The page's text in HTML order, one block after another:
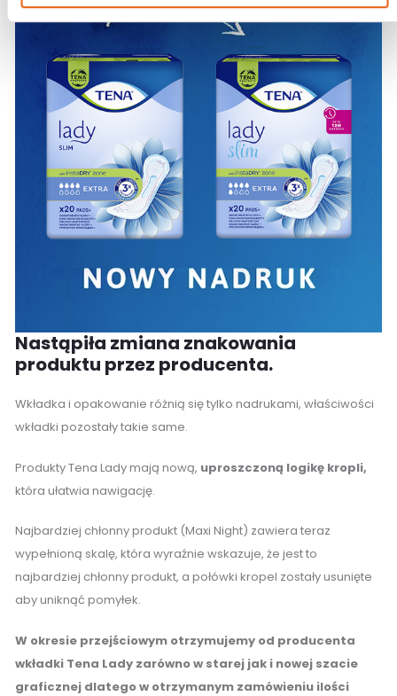
Nastąpiła zmiana znakowania
produktu przez producenta.
Wkładka i opakowanie różnią się tylko nadrukami, właściwości
wkładki pozostały takie same.
Produkty Tena Lady mają nową, uproszczoną logikę kropli,
która ułatwia nawigację.
Najbardziej chłonny produkt (Maxi Night) zawiera teraz
wypełnioną skalę, która wyraźnie wskazuje, że jest to
najbardziej chłonny produkt, a połówki kropel zostały usunięte
aby uniknąć pomyłek.
W okresie przejściowym otrzymujemy od producenta
wkładki Tena Lady zarówno w starej jak i nowej szacie
graficznej dlatego w otrzymanym zamówieniu ilości